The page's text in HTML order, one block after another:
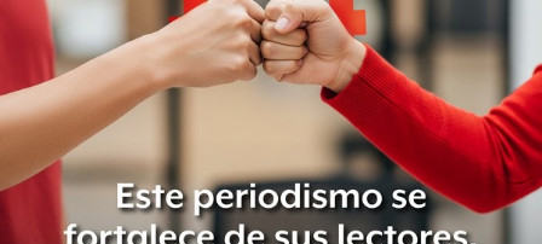
En El Salvador se han cometido hasta la fecha 3.828
homicidios, un promedio de 16 al día y supera a
Honduras, considerado el país más violento de la región,
que según los datos de su Policía Nacional hasta el 17 de
agosto se contaron 3.256 asesinatos, lo que significan 14
cada día.
La violencia en El Salvador